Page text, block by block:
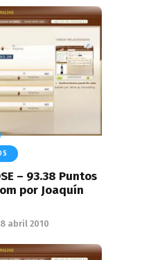
– 93.38 Puntos
por Joaquín
abril 2010